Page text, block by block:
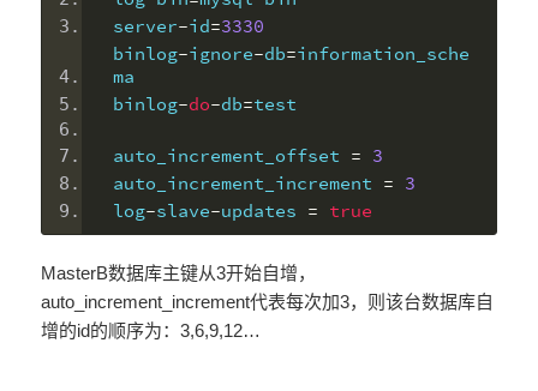
server-id=3330
binlog-ignore-db=information_sche
ma
binlog-do-db=test
auto_increment_offset = 3
auto_increment_increment = 3
log-slave-updates = true
MasterB数据库主键从3开始自增，
auto_increment_increment代表每次加3，则该台数据库自
增的id的顺序为：3,6,9,12…